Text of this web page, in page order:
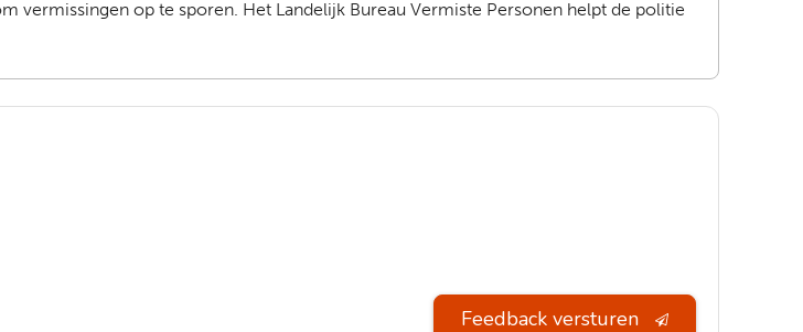
vermissingen op te sporen. Het Landelijk Bureau Vermiste Personen helpt de politie
Feedback versturen